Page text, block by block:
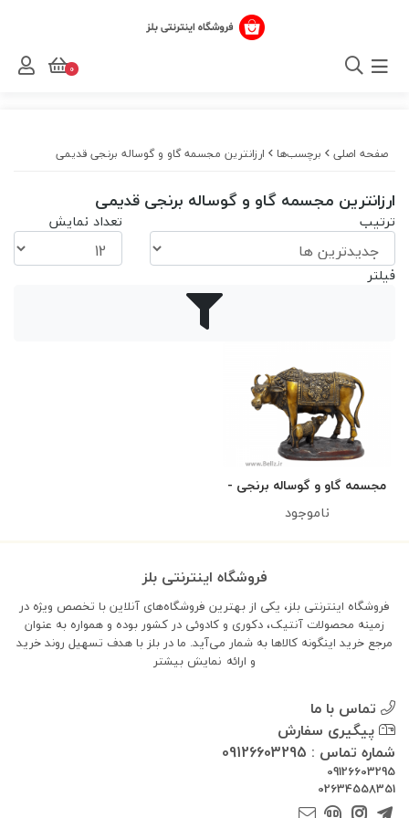
صفحه اصلی برچسب‌ها ارزانترین مجسمه گاو و گوساله برنجی قدیمی
ارزانترین مجسمه گاو و گوساله برنجی قدیمی
ترتیب تعداد نمایش
فیلتر
مجسمه گاو و گوساله برنجی -
کد ۱
ناموجود
فروشگاه اینترنتی بلز
فروشگاه اینترنتی بلز، یکی از بهترین فروشگاه‌های آنلاین با تخصص ویژه در
زمینه محصولات آنتیک، دکوری و کادوئی در کشور بوده و همواره به عنوان
مرجع خرید اینگونه کالاها به شمار می‌آید. ما در بلز با هدف تسهیل روند خرید
و ارائه نمایش بیشتر
تماس با ما
پیگیری سفارش
شماره تماس : 09126603295
09126603295
02634558351
0